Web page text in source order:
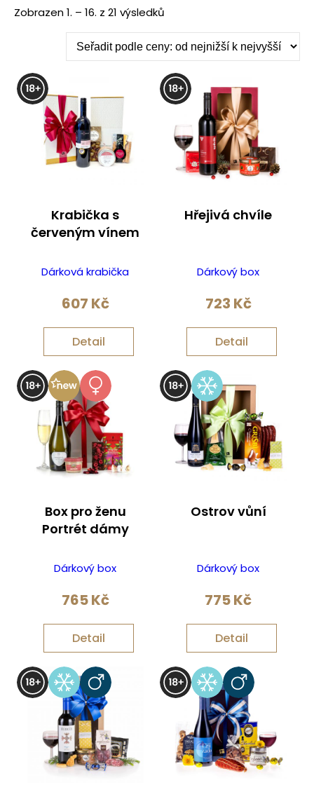
Zobrazen 1. – 16. z 21 výsledků
podle
ceny:
nejnižší
Krabička s
červeným vínem
Dárková krabička
607 Kč
Detail
Hřejivá chvíle
Dárkový box
723 Kč
Detail
Box pro ženu
Portrét dámy
Dárkový box
765Kč
Detail
Ostrov vůní
Dárkový box
775Kč
Detail